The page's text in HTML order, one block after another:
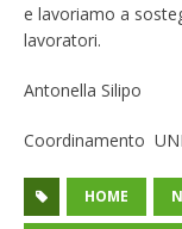
e lavoriamo a
lavoratori.
Antonella Silipo
Coordinamento
HOME